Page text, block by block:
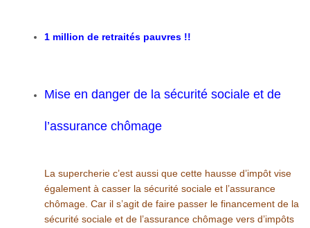
1 million de retraités pauvres !!
Mise en danger de la sécurité sociale et de
l’assurance chômage
La supercherie c’est aussi que cette hausse d’impôt vise
également à casser la sécurité sociale et l’assurance
chômage. Car il s’agit de faire passer le financement de la
sécurité sociale et de l’assurance chômage vers d’impôts